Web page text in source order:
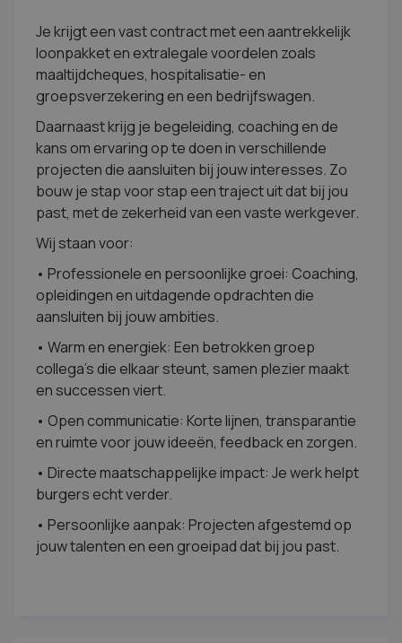
Je krijgt een vast contract met een aantrekkelijk
loonpakket en extralegale voordelen zoals
maaltijdcheques, hospitalisatie- en
groepsverzekering en een bedrijfswagen.
Daarnaast krijg je begeleiding, coaching en de
kans om ervaring op te doen in verschillende
projecten die aansluiten bij jouw interesses. Zo
bouw je stap voor stap een traject uit dat bij jou
past, met de zekerheid van een vaste werkgever.
Wij staan voor:
• Professionele en persoonlijke groei: Coaching,
opleidingen en uitdagende opdrachten die
aansluiten bij jouw ambities.
• Warm en energiek: Een betrokken groep
collega’s die elkaar steunt, samen plezier maakt
en successen viert.
• Open communicatie: Korte lijnen, transparantie
en ruimte voor jouw ideeën, feedback en zorgen.
• Directe maatschappelijke impact: Je werk helpt
burgers echt verder.
• Persoonlijke aanpak: Projecten afgestemd op
jouw talenten en een groeipad dat bij jou past.